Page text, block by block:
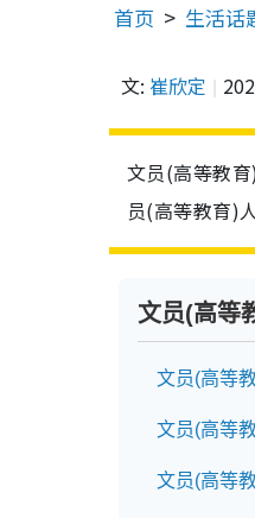
首页 生活话
文: 崔欣定
文员(高等教
员(高等教育)
文员(高等
文员(高等
文员(高等
文员(高等